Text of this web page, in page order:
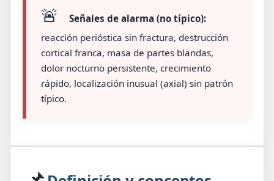
🚨
Señales de alarma (no típico):
reacción perióstica sin fractura, destrucción
cortical franca, masa de partes blandas,
dolor nocturno persistente, crecimiento
rápido, localización inusual (axial) sin patrón
típico.